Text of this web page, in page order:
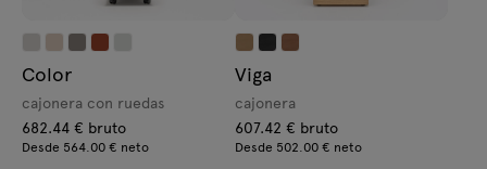
Color
cajonera con ruedas
682.44 € bruto
Desde 564.00 € neto
Viga
cajonera
607.42 € bruto
Desde 502.00 € neto